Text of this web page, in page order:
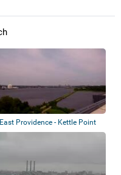
East Providence - Kettle Point